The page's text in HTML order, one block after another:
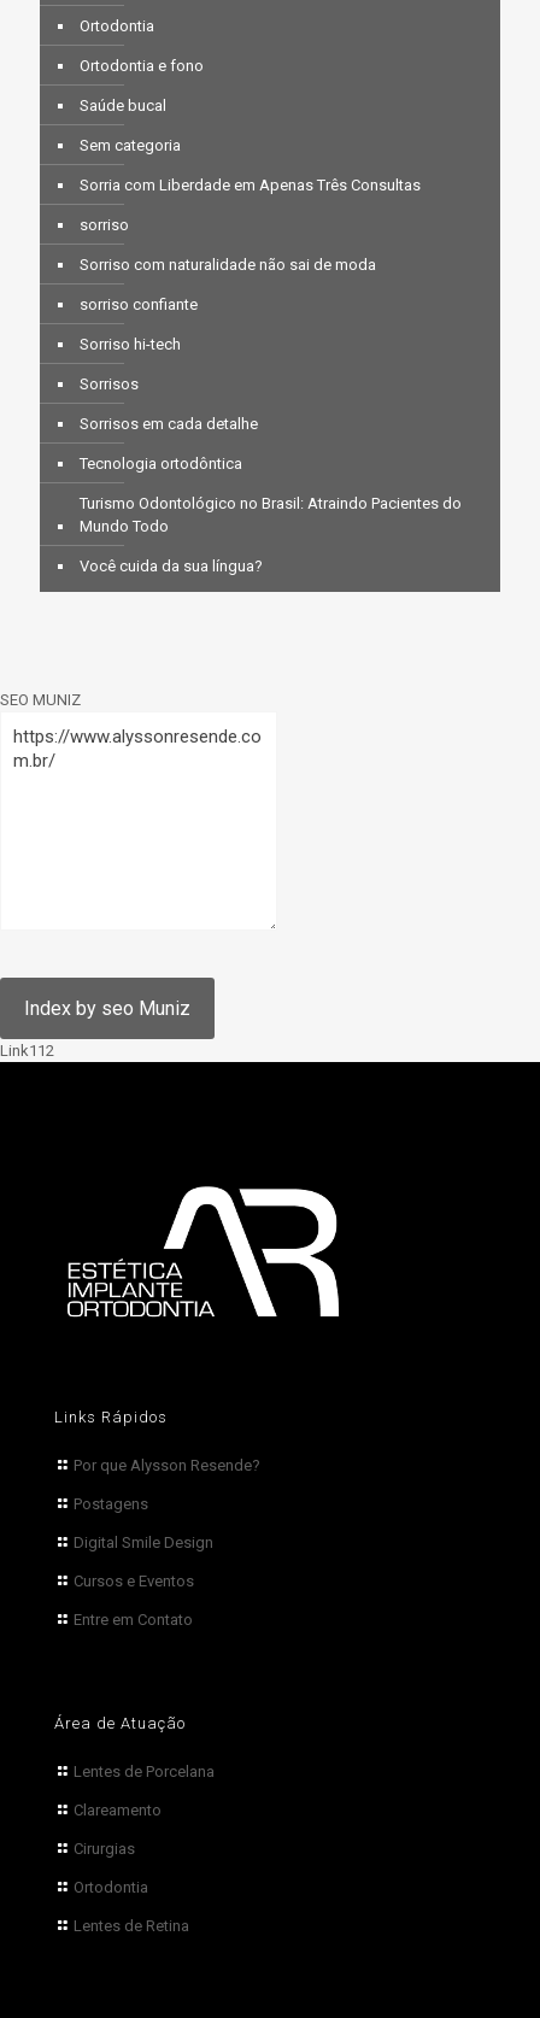
Ortodontia
Ortodontia e fono
Saúde bucal
Sem categoria
Sorria com Liberdade em Apenas Três Consultas
sorriso
Sorriso com naturalidade não sai de moda
sorriso confiante
Sorriso hi-tech
Sorrisos
Sorrisos em cada detalhe
Tecnologia ortodôntica
Turismo Odontológico no Brasil: Atraindo Pacientes do
Mundo Todo
Você cuida da sua língua?
Links Rápidos
Por que Alysson Resende?
Postagens
Digital Smile Design
Cursos e Eventos
Entre em Contato
Área de Atuação
Lentes de Porcelana
Clareamento
Cirurgias
Ortodontia
Lentes de Retina
SEO MUNIZ
Link112